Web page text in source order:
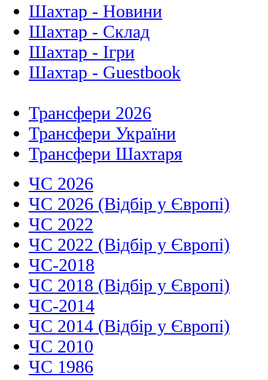
Шахтар - Новини
Шахтар - Склад
Шахтар - Ігри
Шахтар - Guestbook
Трансфери 2026
Трансфери України
Трансфери Шахтаря
ЧС 2026
ЧС 2026 (Відбір у Європі)
ЧС 2022
ЧС 2022 (Відбір у Європі)
ЧС-2018
ЧС 2018 (Відбір у Європі)
ЧС-2014
ЧС 2014 (Відбір у Європі)
ЧС 2010
ЧС 1986